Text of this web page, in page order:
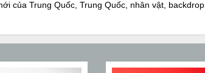
của Trung Quốc, Trung Quốc, nhân vật, backdrop,